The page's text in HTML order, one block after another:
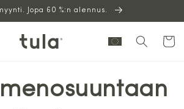
Jopa 60 %:n alennus.